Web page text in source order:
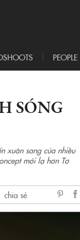
PEOPLE
SÓNG
xuân sang của nhiều
mới lạ hơn Tơ
chia sẻ